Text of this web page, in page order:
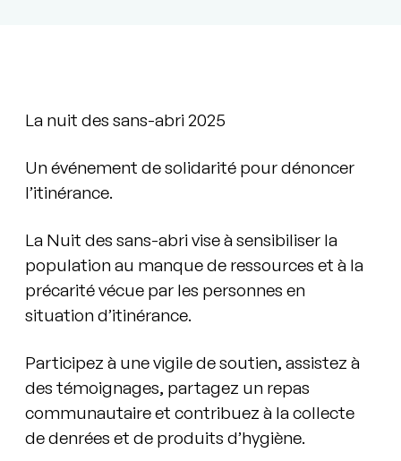
La nuit des sans-abri 2025
Un événement de solidarité pour dénoncer
l’itinérance.
La Nuit des sans-abri vise à sensibiliser la
population au manque de ressources et à la
précarité vécue par les personnes en
situation d’itinérance.
Participez à une vigile de soutien, assistez à
des témoignages, partagez un repas
communautaire et contribuez à la collecte
de denrées et de produits d’hygiène.